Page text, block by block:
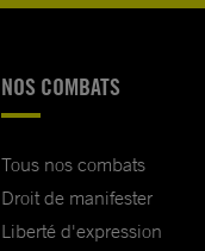
NOS COMBATS
Tous nos combats
Droit de manifester
Liberté d'expression